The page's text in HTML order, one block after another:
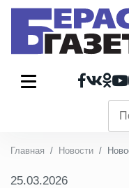
Главная Новости
25.03.2026